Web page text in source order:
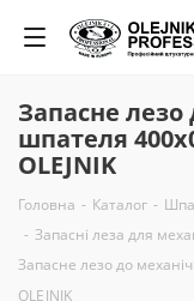
Запасне лезо
шпателя
OLEJNIK
Головна - Каталог -
- Запасні леза для
Запасне лезо до
OLEJNIK